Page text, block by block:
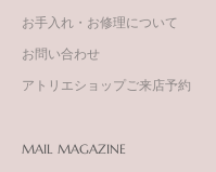
お手入れ・お修理について
お問い合わせ
アトリエショップご来店予約
MAIL MAGAZINE